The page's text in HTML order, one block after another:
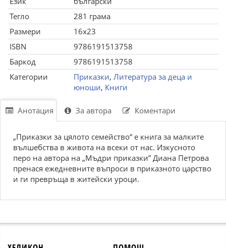
Тегло
281 грама
Размери
16x23
ISBN
9786191513758
Баркод
9786191513758
Категории
Приказки, Литература за деца и
юноши, Книги
Анотация За автора Коментари
„Приказки за цялото семейство“ е книга за малките
вълшебства в живота на всеки от нас. Изкусното
перо на автора на „Мъдри приказки” Диана Петрова
пренася ежедневните въпроси в приказното царство
и ги превръща в житейски уроци.